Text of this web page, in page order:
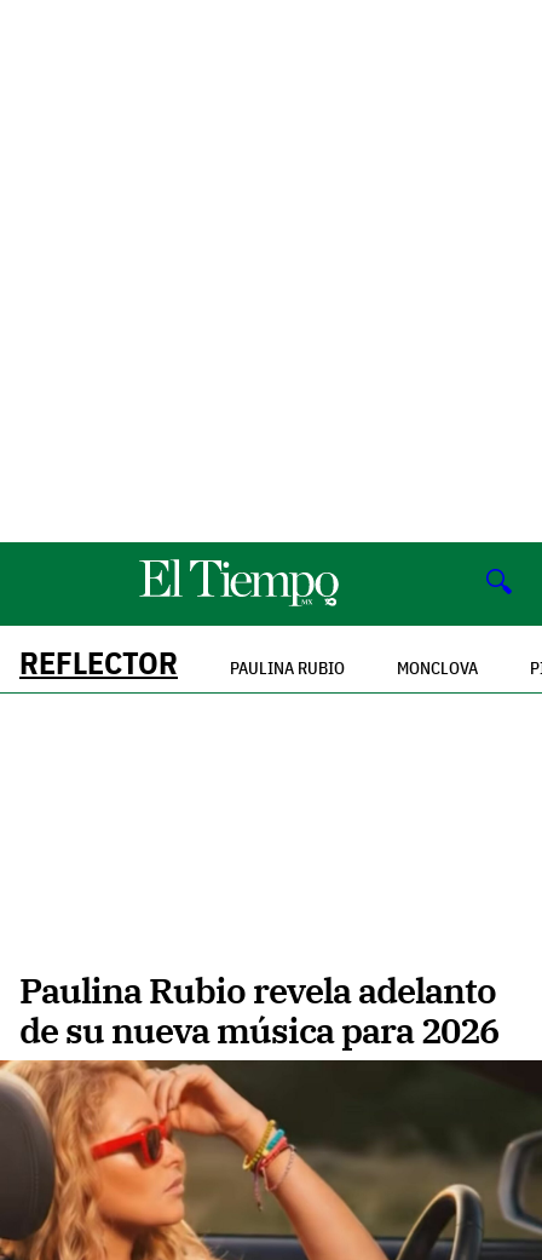
🔍
REFLECTOR PAULINA RUBIO MONCLOVA
Paulina Rubio revela adelanto
de su nueva música para 2026